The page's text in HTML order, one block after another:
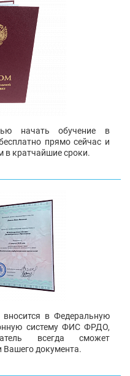
начать обучение в
прямо сейчас и
в кратчайшие сроки.
в Федеральную
систему ФИС ФРДО,
всегда сможет
Вашего документа.